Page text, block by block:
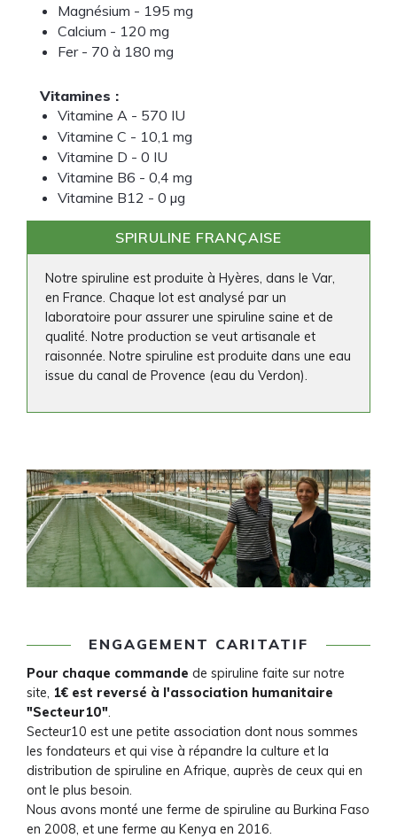
Magnésium - 195 mg
Calcium - 120 mg
Fer - 70 à 180 mg
Vitamines :
Vitamine A - 570 IU
Vitamine C - 10,1 mg
Vitamine D - 0 IU
Vitamine B6 - 0,4 mg
Vitamine B12 - 0 µg
SPIRULINE FRANÇAISE
Notre spiruline est produite à Hyères, dans le Var,
en France. Chaque lot est analysé par un
laboratoire pour assurer une spiruline saine et de
qualité. Notre production se veut artisanale et
raisonnée. Notre spiruline est produite dans une eau
issue du canal de Provence (eau du Verdon).
ENGAGEMENT CARITATIF
Pour chaque commande de spiruline faite sur notre
site, 1€ est reversé à l'association humanitaire
"Secteur10".
Secteur10 est une petite association dont nous sommes
les fondateurs et qui vise à répandre la culture et la
distribution de spiruline en Afrique, auprès de ceux qui en
ont le plus besoin.
Nous avons monté une ferme de spiruline au Burkina Faso
en 2008, et une ferme au Kenya en 2016.